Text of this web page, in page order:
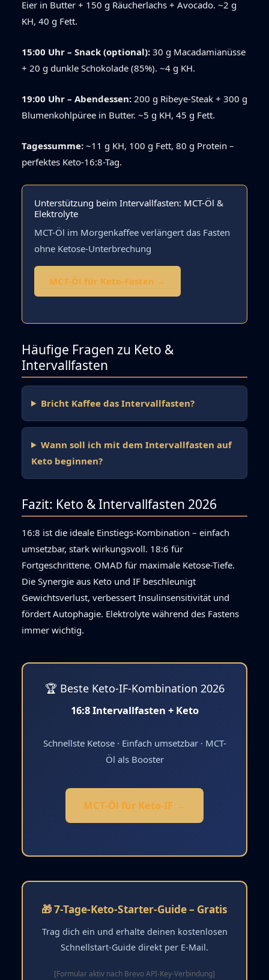
Eier in Butter + 150 g Räucherlachs + Avocado. ~2 g
KH, 40 g Fett.
15:00 Uhr – Snack (optional): 30 g Macadamianüsse
+ 20 g dunkle Schokolade (85%). ~4 g KH.
19:00 Uhr – Abendessen: 200 g Ribeye-Steak + 300 g
Blumenkohlpüree in Butter. ~5 g KH, 45 g Fett.
Tagessumme: ~11 g KH, 100 g Fett, 80 g Protein –
perfektes Keto-16:8-Tag.
Unterstützung beim Intervallfasten: MCT-Öl &
Elektrolyte
MCT-Öl im Morgenkaffee verlängert das Fasten
ohne Ketose-Unterbrechung
MCT-Öl für Keto-Fasten →
Häufige Fragen zu Keto &
Intervallfasten
Bricht Kaffee das Intervallfasten?
Wann soll ich mit dem Intervallfasten auf
Keto beginnen?
Fazit: Keto & Intervallfasten 2026
16:8 ist die ideale Einstiegs-Kombination – einfach
umsetzbar, stark wirkungsvoll. 18:6 für
Fortgeschrittene. OMAD für maximale Ketose-Tiefe.
Die Synergie aus Keto und IF beschleunigt
Gewichtsverlust, verbessert Insulinsensitivität und
fördert Autophagie. Elektrolyte während des Fastens
immer wichtig.
🏆 Beste Keto-IF-Kombination 2026
16:8 Intervallfasten + Keto
Schnellste Ketose · Einfach umsetzbar · MCT-
Öl als Booster
MCT-Öl für Keto-IF →
🎁 7-Tage-Keto-Starter-Guide – Gratis
Trag dich ein und erhalte deinen kostenlosen
Schnellstart-Guide direkt per E-Mail.
[Formular aktiv nach Brevo API-Key-Verbindung]